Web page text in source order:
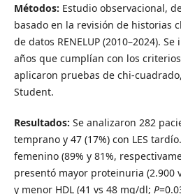
Métodos: Estudio observacional,
basado en la revisión de historias
de datos RENELUP (2010–2024).
años que cumplían con los criterios
aplicaron pruebas de chi-
Student.
Resultados: Se analizaron 282
temprano y 47 (17%) con LES
femenino (89% y 81%,
presentó mayor proteinuria (2.900
y menor HDL (41 vs 48 mg/dl; P